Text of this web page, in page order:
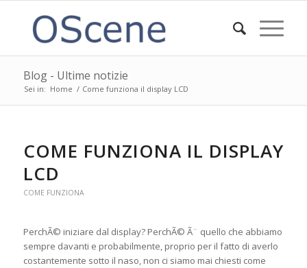
Blog - Ultime notizie
Sei in: Home / Come funziona il display LCD
COME FUNZIONA IL DISPLAY
LCD
COME FUNZIONA
PerchÃ© iniziare dal display? PerchÃ© Ã¨ quello che abbiamo
sempre davanti e probabilmente, proprio per il fatto di averlo
costantemente sotto il naso, non ci siamo mai chiesti come